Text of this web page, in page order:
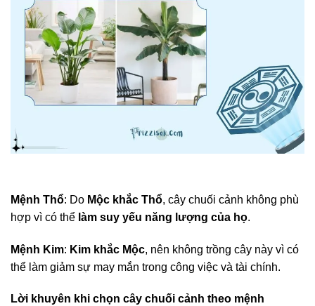
Mệnh Thổ: Do Mộc khắc Thổ, cây chuối cảnh không phù
hợp vì có thể làm suy yếu năng lượng của họ.
Mệnh Kim: Kim khắc Mộc, nên không trồng cây này vì có
thể làm giảm sự may mắn trong công việc và tài chính.
Lời khuyên khi chọn cây chuối cảnh theo mệnh